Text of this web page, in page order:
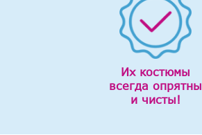
Их костюмы
всегда опрятны
и чисты!